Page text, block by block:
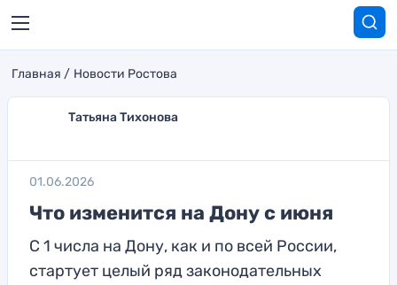
Главная Новости Ростова
Татьяна Тихонова
01.06.2026
Что изменится на Дону с июня
С 1 числа на Дону, как и по всей России,
стартует целый ряд законодательных